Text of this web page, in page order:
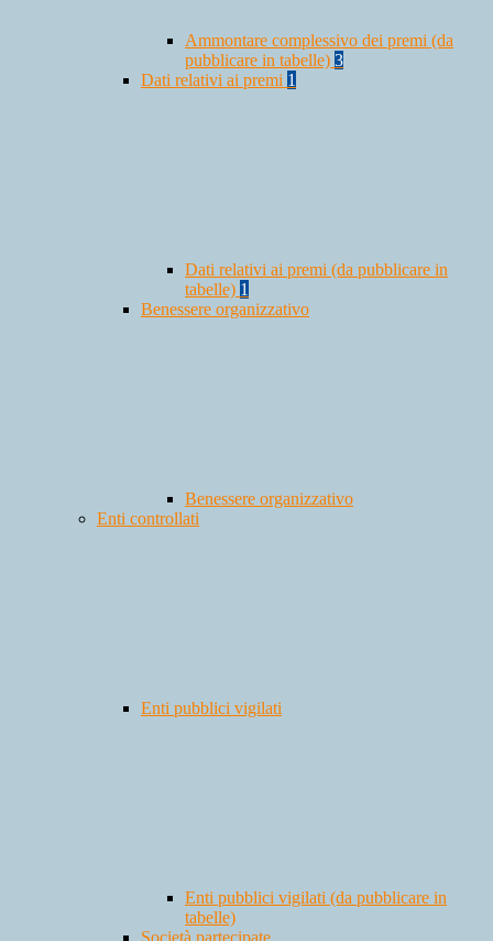
Ammontare complessivo dei premi (da
pubblicare in tabelle) 3
Dati relativi ai premi 1
Dati relativi ai premi (da pubblicare in
tabelle) 1
Benessere organizzativo
Benessere organizzativo
Enti controllati
Enti pubblici vigilati
Enti pubblici vigilati (da pubblicare in
tabelle)